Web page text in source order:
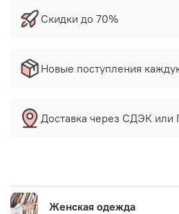
Скидки до 70%
Новые поступления
Доставка через СДЭК или
Женская одежда